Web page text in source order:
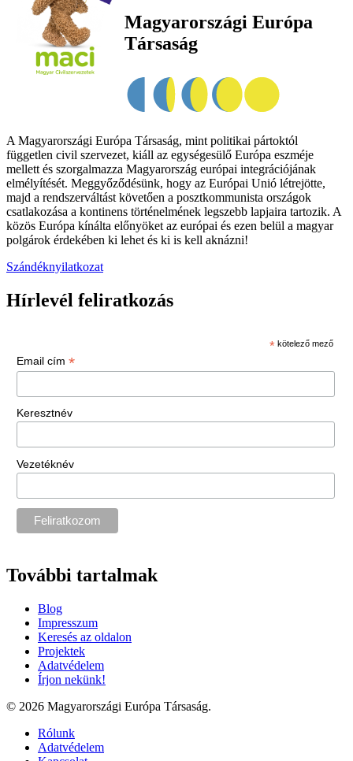
Magyarországi Európa
Társaság
A Magyarországi Európa Társaság, mint politikai pártoktól
független civil szervezet, kiáll az egységesülő Európa eszméje
mellett és szorgalmazza Magyarország európai integrációjának
elmélyítését. Meggyőződésünk, hogy az Európai Unió létrejötte,
majd a rendszerváltást követően a posztkommunista országok
csatlakozása a kontinens történelmének legszebb lapjaira tartozik. A
közös Európa kínálta előnyöket az európai és ezen belül a magyar
polgárok érdekében ki lehet és ki is kell aknázni!
Szándéknyilatkozat
Hírlevél feliratkozás
* kötelező mező
Email cím *
Keresztnév
Vezetéknév
További tartalmak
Blog
Impresszum
Keresés az oldalon
Projektek
Adatvédelem
Írjon nekünk!
© 2026 Magyarországi Európa Társaság.
Rólunk
Adatvédelem